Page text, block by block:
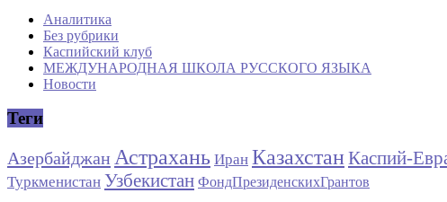
Аналитика
Без рубрики
Каспийский клуб
МЕЖДУНАРОДНАЯ ШКОЛА РУССКОГО ЯЗЫКА
Новости
Теги
Азербайджан Астрахань Иран КазахстанКаспий-
Туркменистан Узбекистан ФондПрезиденскихГрантов